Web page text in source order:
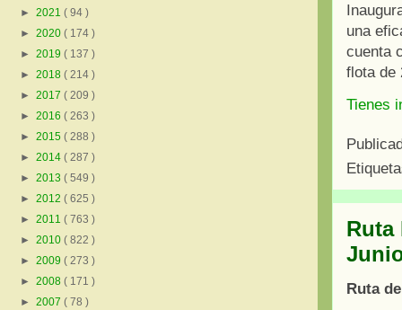
una
cuenta
flota de
Tienes
Ruta
Ruta
► 2021 ( 94 )
► 2020 ( 174 )
► 2019 ( 137 )
► 2018 ( 214 )
► 2017 ( 209 )
► 2016 ( 263 )
► 2015 ( 288 )
► 2014 ( 287 )
► 2013 ( 549 )
► 2012 ( 625 )
► 2011 ( 763 )
► 2010 ( 822 )
► 2009 ( 273 )
► 2008 ( 171 )
► 2007 ( 78 )